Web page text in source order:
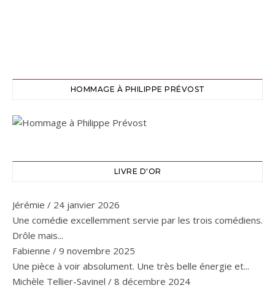
HOMMAGE À PHILIPPE PRÉVOST
LIVRE D'OR
Jérémie / 24 janvier 2026
Une comédie excellemment servie par les trois comédiens.
Drôle mais...
Fabienne / 9 novembre 2025
Une pièce à voir absolument. Une très belle énergie et...
Michèle Tellier-Savinel / 8 décembre 2024